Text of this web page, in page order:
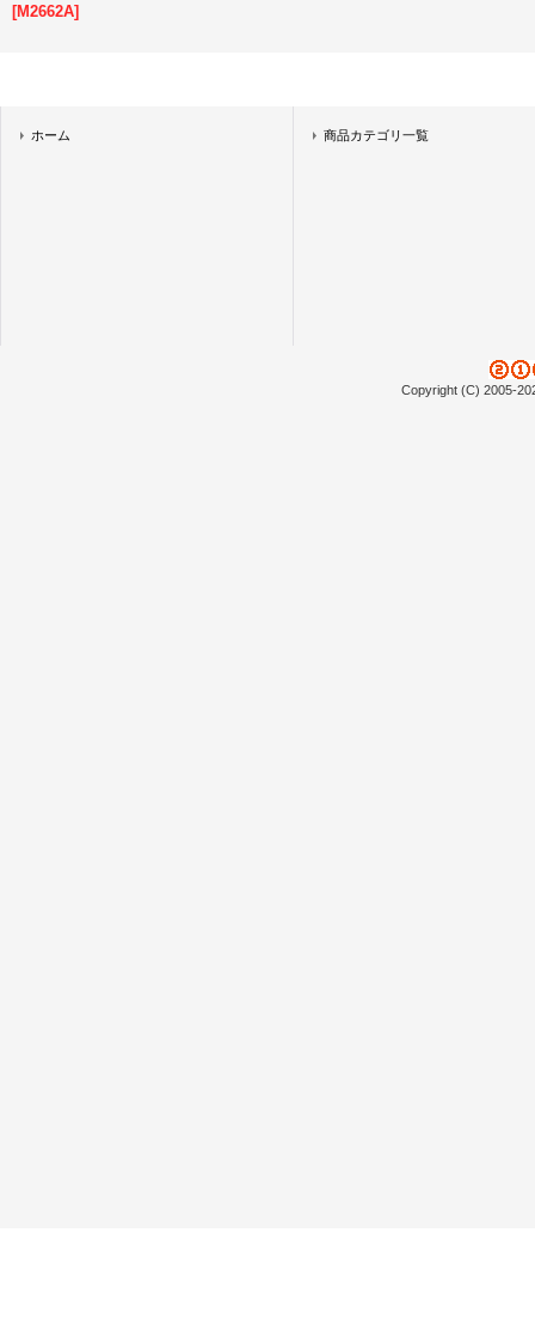
[M2662A]
ホーム 商品カテゴリ一覧
Copyright (C) 2005-